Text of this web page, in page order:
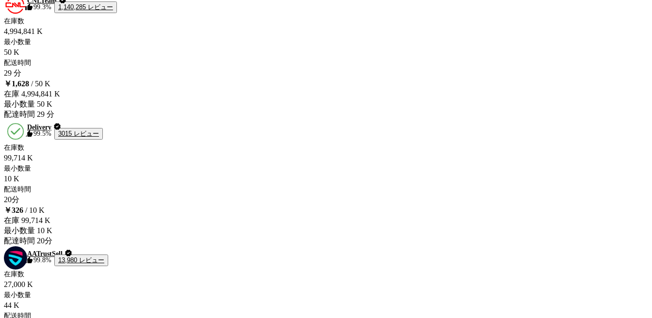
99.3%
1,140,285 レビュー
在庫数
4,994,841 K
最小数量
50 K
配送時間
29 分
￥1,628 / 50 K
在庫 4,994,841 K
最小数量 50 K
配達時間 29 分
Delivery
99.5%
3015 レビュー
在庫数
99,714 K
最小数量
10 K
配送時間
20分
￥326 / 10 K
在庫 99,714 K
最小数量 10 K
配達時間 20分
AATrustSell
99.8%
13,980 レビュー
在庫数
27,000 K
最小数量
44 K
配送時間